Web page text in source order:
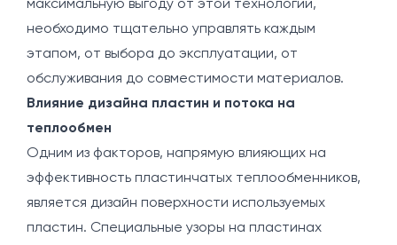
максимальную выгоду от этой технологии,
необходимо тщательно управлять каждым
этапом, от выбора до эксплуатации, от
обслуживания до совместимости материалов.
Влияние дизайна пластин и потока на
теплообмен
Одним из факторов, напрямую влияющих на
эффективность пластинчатых теплообменников,
является дизайн поверхности используемых
пластин. Специальные узоры на пластинах